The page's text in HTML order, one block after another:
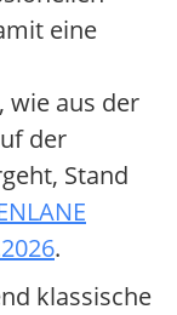
eine
wie aus der
der
Stand
.
klassische